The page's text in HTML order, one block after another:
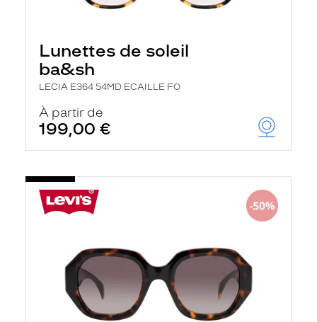
Lunettes de soleil
ba&sh
LECIA E364 54MD ECAILLE FO
À partir de
199,00 €